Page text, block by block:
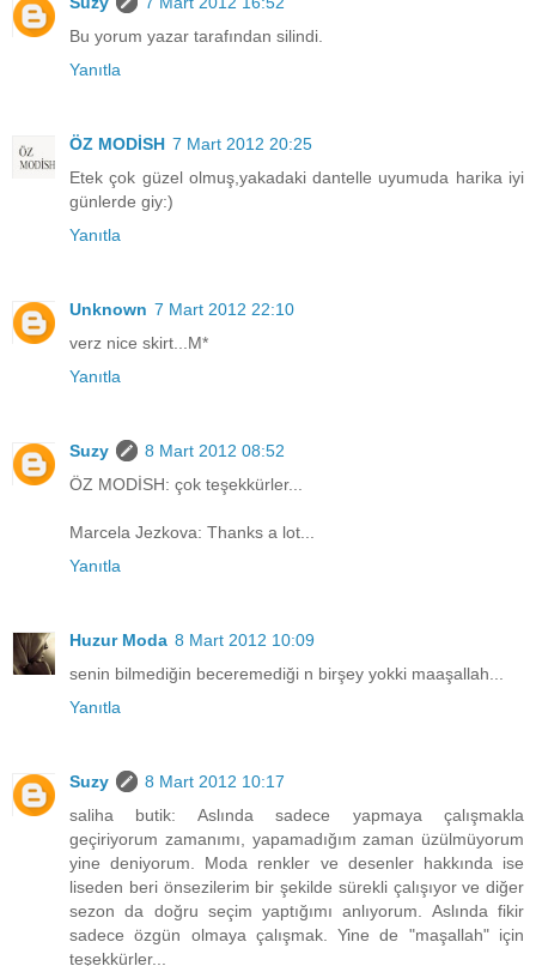
Bu yorum yazar tarafından silindi.
Yanıtla
ÖZ MODİSH 7 Mart 2012 20:25
Etek çok güzel olmuş,yakadaki dantelle uyumuda harika iyi
günlerde giy:)
Yanıtla
Unknown 7 Mart 2012 22:10
verz nice skirt...M*
Yanıtla
Suzy
8 Mart 2012 08:52
ÖZ MODİSH: çok teşekkürler...
Marcela Jezkova: Thanks a lot...
Yanıtla
Huzur Moda 8 Mart 2012 10:09
senin bilmediğin beceremediği n birşey yokki maaşallah...
Yanıtla
Suzy
8 Mart 2012 10:17
saliha butik: Aslında sadece yapmaya çalışmakla
geçiriyorum zamanımı, yapamadığım zaman üzülmüyorum
yine deniyorum. Moda renkler ve desenler hakkında ise
liseden beri önsezilerim bir şekilde sürekli çalışıyor ve diğer
sezon da doğru seçim yaptığımı anlıyorum. Aslında fikir
sadece özgün olmaya çalışmak. Yine de "maşallah" için
teşekkürler...